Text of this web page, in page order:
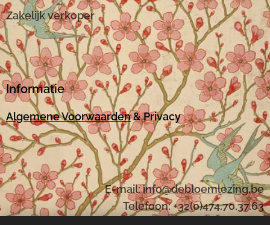
Zakelijk verkoper
Informatie
Algemene Voorwaarden& Privacy
E-mail:info@debloemlezing.be
Telefoon: +32(0)474.70.37.63